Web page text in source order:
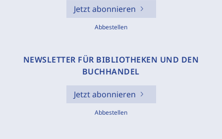
Jetzt abonnieren
Abbestellen
NEWSLETTER FÜR BIBLIOTHEKEN UND DEN
BUCHHANDEL
Jetzt abonnieren
Abbestellen